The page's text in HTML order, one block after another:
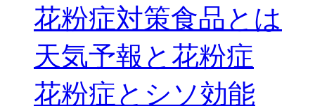
花粉症対策食品とは
天気予報と花粉症
花粉症とシソ効能